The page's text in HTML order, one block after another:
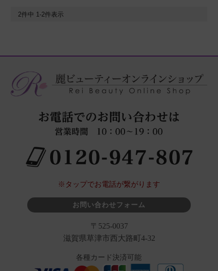
2件中 1-2件表示
※タップでお電話が繋がります
お問い合わせフォーム
〒525-0037
滋賀県草津市西大路町4-32
各種カード決済可能